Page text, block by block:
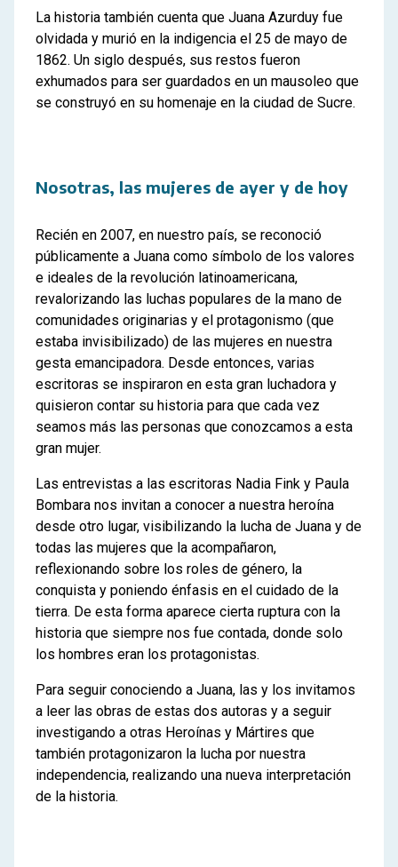
La historia también cuenta que Juana Azurduy fue
olvidada y murió en la indigencia el 25 de mayo de
1862. Un siglo después, sus restos fueron
exhumados para ser guardados en un mausoleo que
se construyó en su homenaje en la ciudad de Sucre.
Nosotras, las mujeres de ayer y de hoy
Recién en 2007, en nuestro país, se reconoció
públicamente a Juana como símbolo de los valores
e ideales de la revolución latinoamericana,
revalorizando las luchas populares de la mano de
comunidades originarias y el protagonismo (que
estaba invisibilizado) de las mujeres en nuestra
gesta emancipadora. Desde entonces, varias
escritoras se inspiraron en esta gran luchadora y
quisieron contar su historia para que cada vez
seamos más las personas que conozcamos a esta
gran mujer.
Las entrevistas a las escritoras Nadia Fink y Paula
Bombara nos invitan a conocer a nuestra heroína
desde otro lugar, visibilizando la lucha de Juana y de
todas las mujeres que la acompañaron,
reflexionando sobre los roles de género, la
conquista y poniendo énfasis en el cuidado de la
tierra. De esta forma aparece cierta ruptura con la
historia que siempre nos fue contada, donde solo
los hombres eran los protagonistas.
Para seguir conociendo a Juana, las y los invitamos
a leer las obras de estas dos autoras y a seguir
investigando a otras Heroínas y Mártires que
también protagonizaron la lucha por nuestra
independencia, realizando una nueva interpretación
de la historia.